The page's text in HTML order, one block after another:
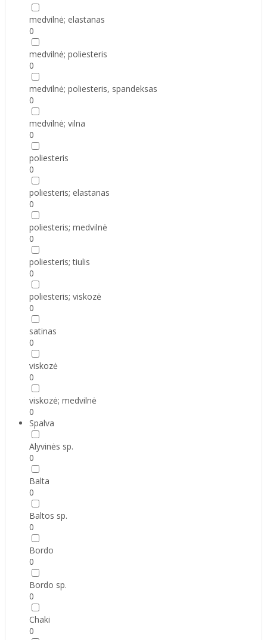
medvilnė; elastanas
0
medvilnė; poliesteris
0
medvilnė; poliesteris, spandeksas
0
medvilnė; vilna
0
poliesteris
0
poliesteris; elastanas
0
poliesteris; medvilnė
0
poliesteris; tiulis
0
poliesteris; viskozė
0
satinas
0
viskozė
0
viskozė; medvilnė
0
Spalva
Alyvinės sp.
0
Balta
0
Baltos sp.
0
Bordo
0
Bordo sp.
0
Chaki
0